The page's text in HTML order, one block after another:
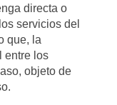
directa o
servicios del
que, la
entre los
objeto de